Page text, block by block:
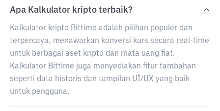
Apa Kalkulator kripto terbaik?
Kalkulator kripto Bittime adalah pilihan populer dan
terpercaya, menawarkan konversi kurs secara real-time
untuk berbagai aset kripto dan mata uang fiat.
Kalkulator Bittime juga menyediakan fitur tambahan
seperti data historis dan tampilan UI/UX yang baik
untuk pengguna.